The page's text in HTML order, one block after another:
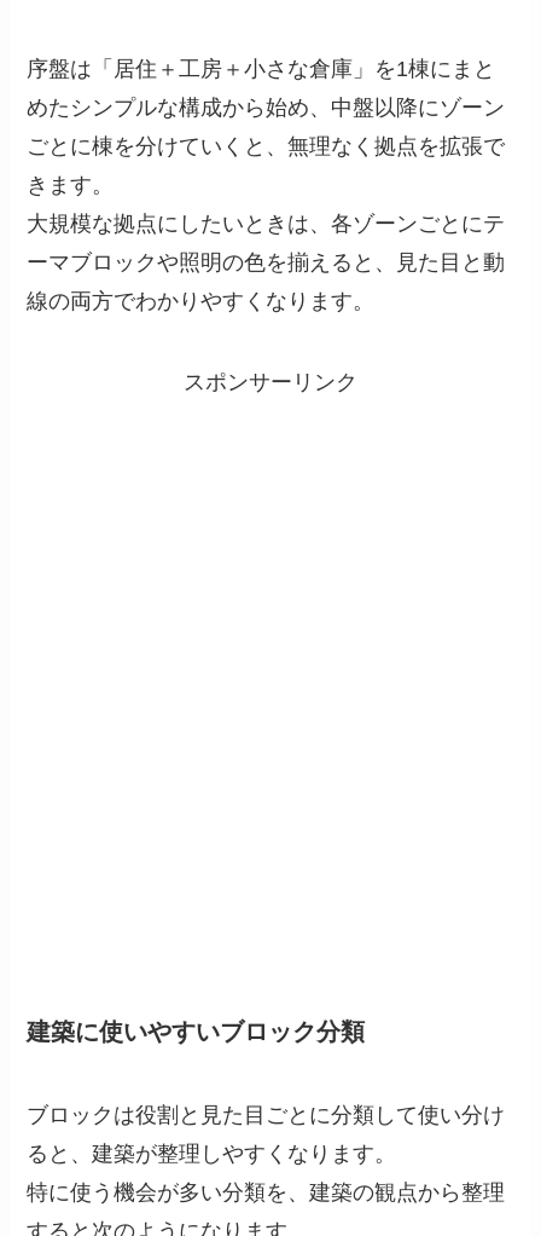
序盤は「居住＋工房＋小さな倉庫」を1棟にまと
めたシンプルな構成から始め、中盤以降にゾーン
ごとに棟を分けていくと、無理なく拠点を拡張で
きます。
大規模な拠点にしたいときは、各ゾーンごとにテ
ーマブロックや照明の色を揃えると、見た目と動
線の両方でわかりやすくなります。
スポンサーリンク
建築に使いやすいブロック分類
ブロックは役割と見た目ごとに分類して使い分け
ると、建築が整理しやすくなります。
特に使う機会が多い分類を、建築の観点から整理
すると次のようになります。